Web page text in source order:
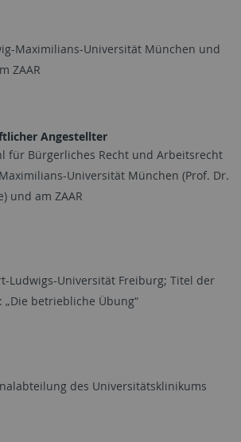
Maximilians-Universität München und
ZAAR
Angestellter
für Bürgerliches Recht und Arbeitsrecht
Universität München (Prof. Dr.
und am ZAAR
Ludwigs-Universität Freiburg; Titel der
„Die betriebliche Übung“
des Universitätsklinikums